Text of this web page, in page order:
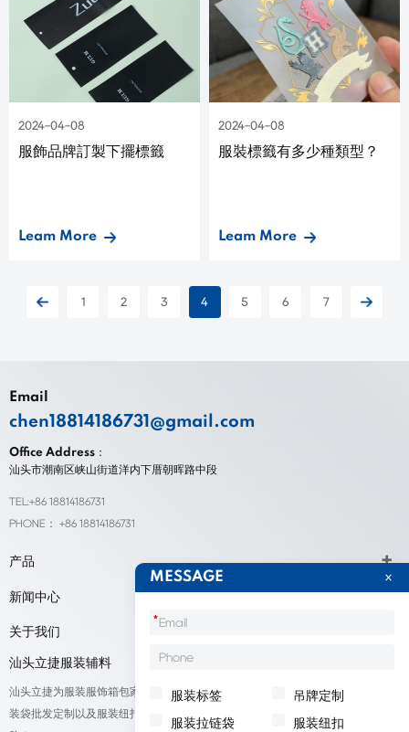
2024-04-08
服飾品牌訂製下擺標籤
Leam More
2024-04-08
服裝標籤有多少種類型？
Leam More
1 2 3 4 5 6 7
Email
chen18814186731@gmail.com
Office Address：
汕头市潮南区峡山街道洋内下厝朝晖路中段
TEL:+86 18814186731
PHONE： +86 18814186731
产品
新闻中心
关于我们
汕头立捷服装辅料
汕头立捷为服装服饰箱包家纺鞋帽标签等产品厂家提供标签定制、吊牌定做、包
装袋批发定制以及服装纽扣低价批量出售；我们承接来自全球的订单，欢迎采
MESSAGE
*
服装标签 吊牌定制
服装拉链袋 服装纽扣